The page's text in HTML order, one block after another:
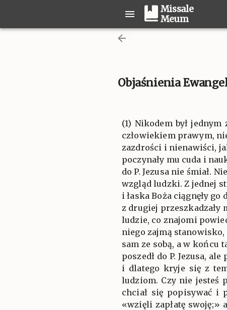
Missale
Meum
Objaśnienia
(1) Nikodem był
człowiekiem prawym,
zazdrości i nienawiści,
poczynały mu cuda i
do P. Jezusa nie śmiał.
wzgląd ludzki. Z jednej
i łaska Boża ciągnęły go
z drugiej przeszkadzały
ludzie, co znajomi
niego zajmą stanowisko,
sam ze sobą, a w końcu
poszedł do P. Jezusa,
i dlatego kryje się z
ludziom. Czy nie jesteś
chciał się popisywać i
«wzięli zapłatę